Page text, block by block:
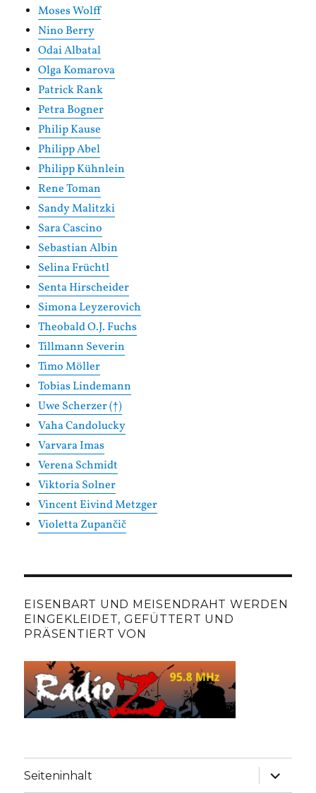
Moses Wolff
Nino Berry
Odai Albatal
Olga Komarova
Patrick Rank
Petra Bogner
Philip Kause
Philipp Abel
Philipp Kühnlein
Rene Toman
Sandy Malitzki
Sara Cascino
Sebastian Albin
Selina Früchtl
Senta Hirscheider
Simona Leyzerovich
Theobald O.J. Fuchs
Tillmann Severin
Timo Möller
Tobias Lindemann
Uwe Scherzer (†)
Vaha Candolucky
Varvara Imas
Verena Schmidt
Viktoria Solner
Vincent Eivind Metzger
Violetta Zupančič
EISENBART UND MEISENDRAHT WERDEN
EINGEKLEIDET, GEFÜTTERT UND
PRÄSENTIERT VON
Seiteninhalt